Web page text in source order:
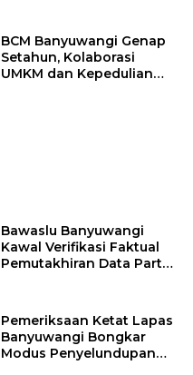
BCM Banyuwangi Genap
Setahun, Kolaborasi
UMKM dan Kepedulian
Bawaslu Banyuwangi
Kawal Verifikasi Faktual
Pemutakhiran Data Partai
Pemeriksaan Ketat Lapas
Banyuwangi Bongkar
Modus Penyelundupan